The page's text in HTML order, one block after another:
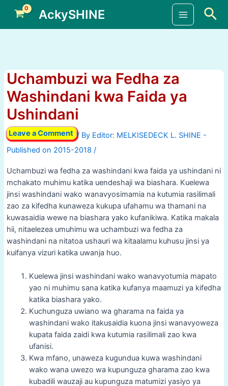
content
AckySHINE
Main
Uchambuzi wa Fedha za
Washindani kwa Faida ya
Ushindani
Leave a Comment / By
/
Uchambuzi wa fedha za washindani kwa faida ya ushindani ni
mchakato muhimu katika uendeshaji wa biashara. Kuelewa
jinsi washindani wako wanavyosimamia na kutumia rasilimali
zao za kifedha kunaweza kukupa ufahamu wa thamani na
kuwasaidia wewe na biashara yako kufanikiwa. Katika makala
hii, nitaelezea umuhimu wa uchambuzi wa fedha za
washindani na nitatoa ushauri wa kitaalamu kuhusu jinsi ya
kuifanya vizuri katika uwanja huo.
Kuelewa jinsi washindani wako wanavyotumia mapato
yao ni muhimu sana katika kufanya maamuzi ya kifedha
katika biashara yako.
Kuchunguza uwiano wa gharama na faida ya
washindani wako itakusaidia kuona jinsi wanavyoweza
kupata faida zaidi kwa kutumia rasilimali zao kwa
ufanisi.
Kwa mfano, unaweza kugundua kuwa washindani
wako wana uwezo wa kupunguza gharama zao kwa
kubadili wauzaji au kupunguza matumizi yasiyo ya